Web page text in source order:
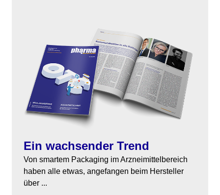
Themen
Marketing
Branche
Digital Health
Personen
Magazin
Aktuelle Ausgabe
Abonnement
Über uns
Kontakt
Werben
Ein wachsender Trend
Von smartem Packaging im Arzneimittelbereich
haben alle etwas, angefangen beim Hersteller
über ...